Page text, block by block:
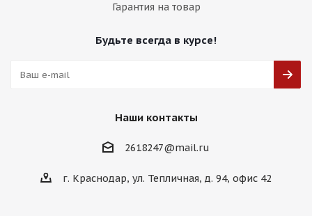
Гарантия на товар
Будьте всегда в курсе!
Наши контакты
2618247@mail.ru
г. Краснодар, ул. Тепличная, д. 94, офис 42